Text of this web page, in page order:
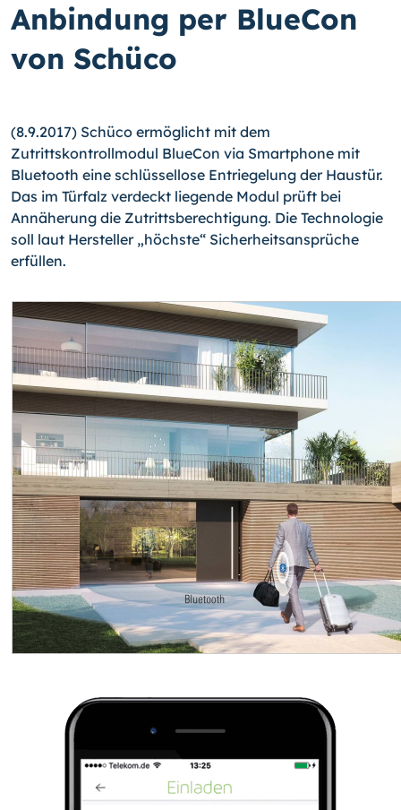
Anbindung per BlueCon
von Schüco
(8.9.2017) Schüco ermöglicht mit dem
Zutrittskontrollmodul BlueCon via Smartphone mit
Bluetooth eine schlüssellose Entriegelung der Haustür.
Das im Türfalz verdeckt liegende Modul prüft bei
Annäherung die Zutrittsberechtigung. Die Technologie
soll laut Hersteller „höchste“ Sicherheitsansprüche
erfüllen.